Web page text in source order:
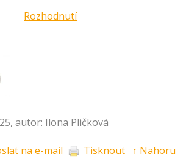
Rozhodnutí
autor: Ilona Pličková
na e-mail Tisknout ↑ Nahoru